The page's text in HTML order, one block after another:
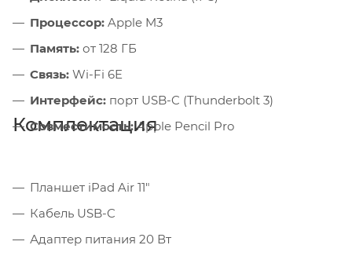
Процессор: Apple M3
Память: от 128 ГБ
Связь: Wi-Fi 6E
Интерфейс: порт USB-C (Thunderbolt 3)
Совместимость:Apple Pencil Pro
Комплектация
Планшет iPad Air 11"
Кабель USB-C
Адаптер питания 20 Вт